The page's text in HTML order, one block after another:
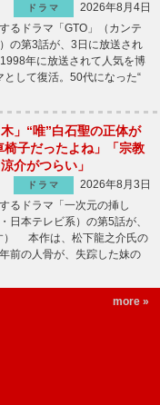
ドラマ
2026年8月4日
るドラマ「GTO」（カンテ
の第3話が、3日に放送され
年に放送されて人気を博
して復活。50代になった“
木」“唯”白石聖の正体が
椅子だったよね」「宗教
介がつらい」
ドラマ
2026年8月3日
るドラマ「一次元の挿し
日本テレビ系）の第5話が、
） 本作は、松下龍之介氏の
前の人骨が、失踪した妹の
more »